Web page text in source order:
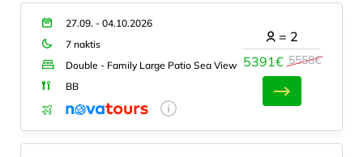
27.09. - 04.10.2026
7 naktis
Double - Family Large Patio Sea View
BB
5391€ 5558€
= 2